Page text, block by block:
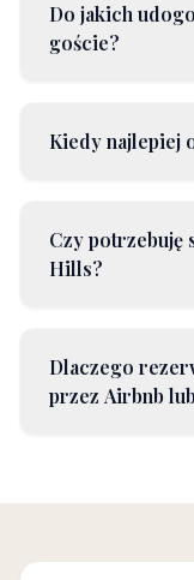
Do jakich
goście?
Kiedy najlepiej
Czy potrzebuję
Hills?
Dlaczego
przez Airbnb